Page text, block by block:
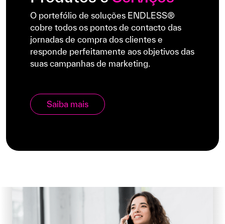
O portefólio de soluções ENDLESS®
cobre todos os pontos de contacto das
jornadas de compra dos clientes e
responde perfeitamente aos objetivos das
suas campanhas de marketing.
Saiba mais